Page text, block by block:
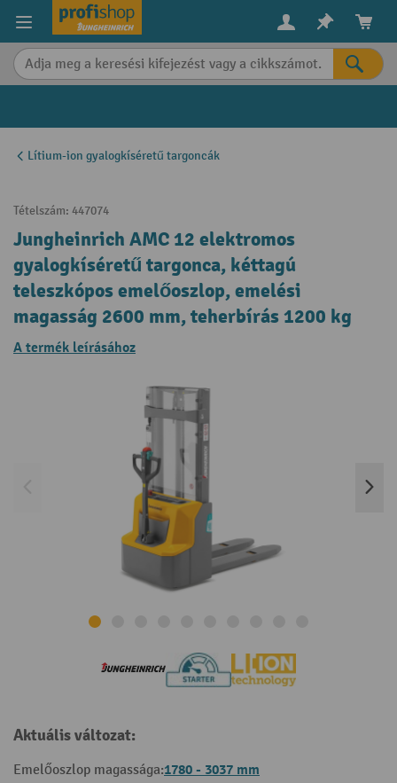
content
Lítium-ion gyalogkíséretű targoncák
Tételszám: 447074
Jungheinrich AMC 12 elektromos
gyalogkíséretű targonca, kéttagú
teleszkópos emelőoszlop, emelési
magasság 2600 mm, teherbírás 1200 kg
A termék leírásához
Aktuális változat:
Emelőoszlop magassága:1780 - 3037 mm